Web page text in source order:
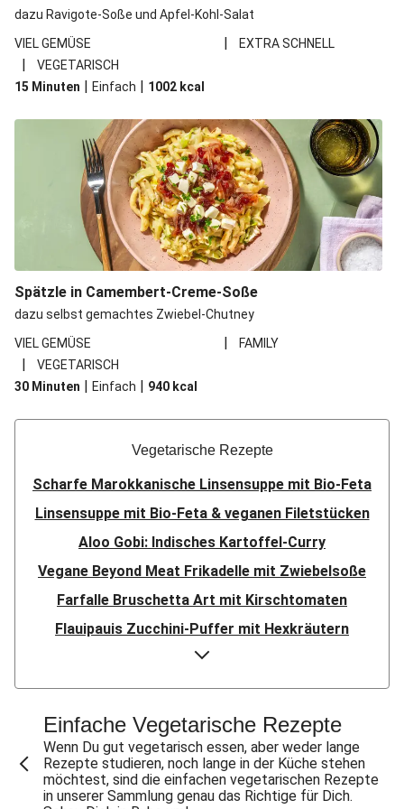
dazu Ravigote-Soße und Apfel-Kohl-Salat
VIEL GEMÜSE
| EXTRA SCHNELL
|
VEGETARISCH
15 Minuten | Einfach | 1002 kcal
Spätzle in Camembert-Creme-Soße
dazu selbst gemachtes Zwiebel-Chutney
VIEL GEMÜSE
| FAMILY
|
VEGETARISCH
30 Minuten | Einfach | 940 kcal
Vegetarische Rezepte
Scharfe Marokkanische Linsensuppe mit Bio-Feta
Linsensuppe mit Bio-Feta & veganen Filetstücken
Aloo Gobi: Indisches Kartoffel-Curry
Vegane Beyond Meat Frikadelle mit Zwiebelsoße
Farfalle Bruschetta Art mit Kirschtomaten
Flauipauis Zucchini-Puffer mit Hexkräutern
Sauerteig-Pinsa mit Ziegenkäse & Birne
Sauerteig-Pinsa mit Bio-Feta & Birne
Indisches Streetfood: Mumbai Pav Bhaji
Aloo Gobi: Indisches Kartoffel-Curry
Flauipauis Zucchini-Puffer mit Hexkräutern
Nepalesisches Linsen Dal Bhat
Einfache Vegetarische Rezepte
Wenn Du gut vegetarisch essen, aber weder lange
Rezepte studieren, noch lange in der Küche stehen
möchtest, sind die einfachen vegetarischen Rezepte
in unserer Sammlung genau das Richtige für Dich.